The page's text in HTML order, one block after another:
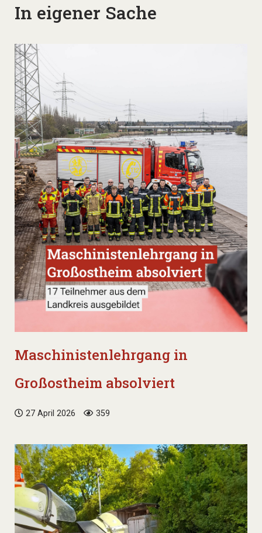
In eigener Sache
Maschinistenlehrgang in
Großostheim absolviert
27 April 2026 359